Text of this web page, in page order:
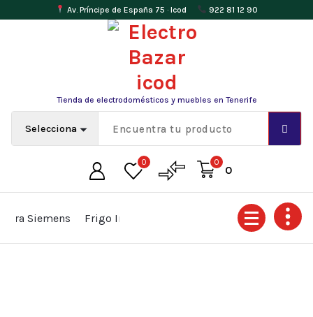
Av. Príncipe de España 75 · Icod 922 81 12 90
Tienda de electrodomésticos y muebles en Tenerife
0 0
0
Siemens Frigo Inox 2 Puertas Frigo Combi 2 metros LG